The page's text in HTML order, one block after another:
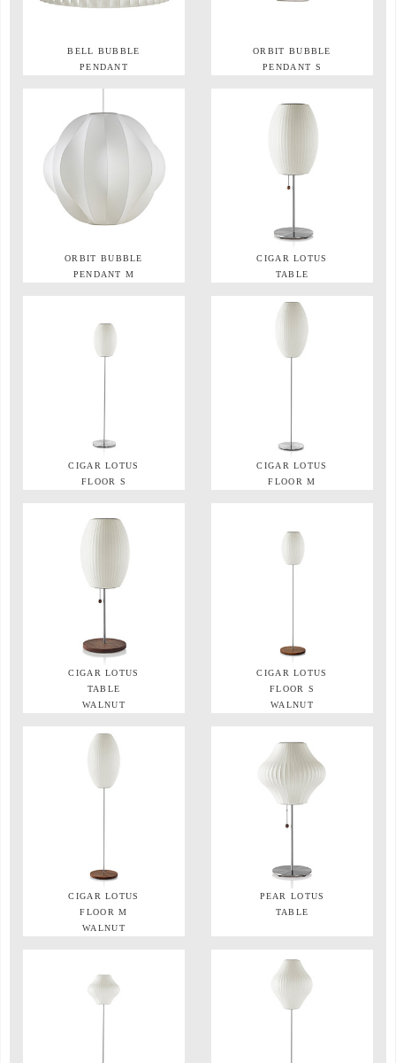
BELL BUBBLE
PENDANT
ORBIT BUBBLE
PENDANT S
ORBIT BUBBLE
PENDANT M
CIGAR LOTUS
TABLE
CIGAR LOTUS
FLOOR S
CIGAR LOTUS
FLOOR M
CIGAR LOTUS
TABLE
WALNUT
CIGAR LOTUS
FLOOR S
WALNUT
CIGAR LOTUS
FLOOR M
WALNUT
PEAR LOTUS
TABLE